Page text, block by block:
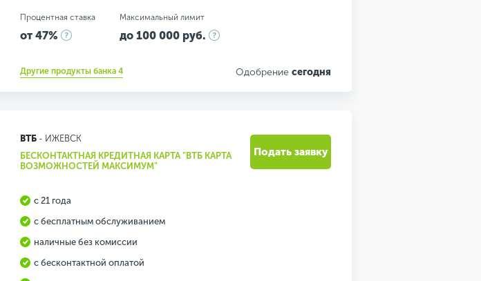
Процентная ставка
от 47%
Максимальный лимит
до 100 000 руб.
Другие продукты банка 4 Одобрение сегодня
ВТБ- ИЖЕВСК
БЕСКОНТАКТНАЯ КРЕДИТНАЯ КАРТА "ВТБ КАРТА
ВОЗМОЖНОСТЕЙ МАКСИМУМ"
с 21 года
с бесплатным обслуживанием
наличные без комиссии
с бесконтактной оплатой
Подать заявку